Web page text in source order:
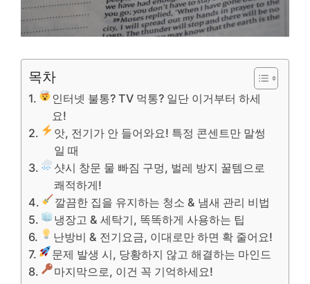
목차
인터넷 불통? TV 먹통? 일단 이거부터 하세
요!
앗, 전기가 안 들어와요! 특정 콘센트만 말썽
일 때
샷시 창문 물 빠짐 구멍, 벌레 방지 꿀템으로
쾌적하게!
깔끔한 집을 유지하는 청소 & 냄새 관리 비법
냉장고 & 세탁기, 똑똑하게 사용하는 팁
난방비 & 전기요금, 이대로만 하면 확 줄어요!
문제 발생 시, 당황하지 않고 해결하는 마인드
마지막으로, 이건 꼭 기억하세요!